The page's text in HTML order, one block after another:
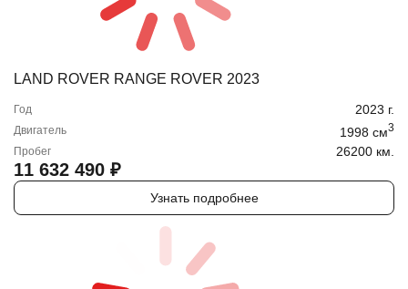
LAND ROVER RANGE ROVER 2023
Год 2023 г.
Двигатель 1998 cм3
Пробег 26200 км.
11 632 490 ₽
Узнать подробнее